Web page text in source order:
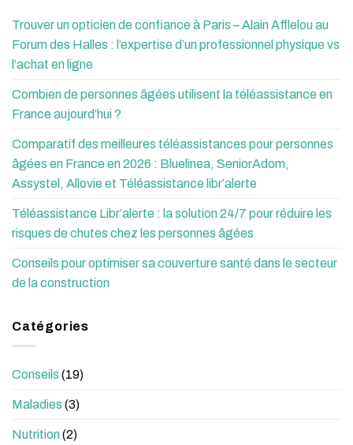
Trouver un opticien de confiance à Paris – Alain Afflelou au
Forum des Halles : l’expertise d’un professionnel physique vs
l’achat en ligne
Combien de personnes âgées utilisent la téléassistance en
France aujourd’hui ?
Comparatif des meilleures téléassistances pour personnes
âgées en France en 2026 : Bluelinea, SeniorAdom,
Assystel, Allovie et Téléassistance libr’alerte
Téléassistance Libr’alerte : la solution 24/7 pour réduire les
risques de chutes chez les personnes âgées
Conseils pour optimiser sa couverture santé dans le secteur
de la construction
Catégories
Conseils (19)
Maladies (3)
Nutrition(2)